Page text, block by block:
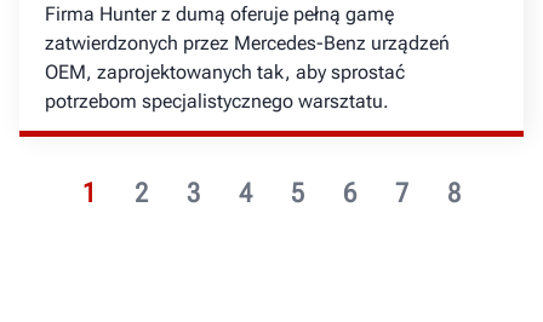
1 2 3 4 5 6 7 8
Firma Hunter z dumą oferuje pełną gamę
zatwierdzonych przez Mercedes-Benz urządzeń
OEM, zaprojektowanych tak, aby sprostać
potrzebom specjalistycznego warsztatu.